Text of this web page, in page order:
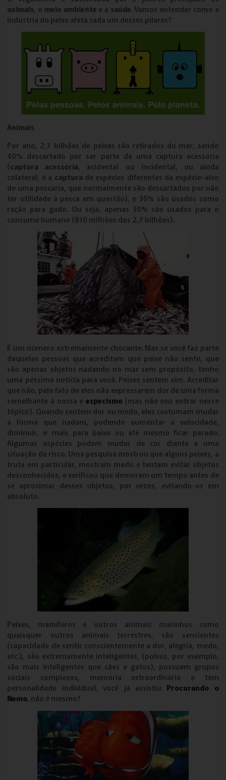
animais, o meio ambiente e a saúde. Vamos entender como a
indústria do peixe afeta cada um desses pilares?
Animais
Por ano, 2,7 bilhões de peixes são retirados do mar, sendo
40% descartado por ser parte de uma captura acessória
(captura acessória, acidental ou incidental, ou ainda
colateral, é a captura de espécies diferentes da espécie-alvo
de uma pescaria, que normalmente são descartados por não
ter utilidade à pesca em questão), e 30% são usados como
ração para gado. Ou seja, apenas 30% são usados para o
consumo humano (810 milhões dos 2,7 bilhões).
É um número extremamente chocante. Mas se você faz parte
daquelas pessoas que acreditam que peixe não sente, que
são apenas objetos nadando no mar sem propósito, tenho
uma péssima notícia para você. Peixes sentem sim. Acreditar
que não, pelo fato de eles não expressarem dor de uma forma
semelhante à nossa é especismo (mas não vou entrar nesse
tópico). Quando sentem dor ou medo, eles costumam mudar
a forma que nadam, podendo aumentar a velocidade,
diminuir, ir mais para baixo ou até mesmo ficar parado.
Algumas espécies podem mudar de cor diante a uma
situação de risco. Uma pesquisa mostrou que alguns peixes, a
truta em particular, mostram medo e tentam evitar objetos
desconhecidos, e verificou que demoram um tempo antes de
se aproximar desses objetos, por vezes, evitando-os em
absoluto.
Peixes, mamíferos e outros animais marinhos como
quaisquer outros animais terrestres, são sencientes
(capacidade de sentir conscientemente a dor, alegria, medo,
etc.), são extremamente inteligentes, (polvos, por exemplo,
são mais inteligentes que cães e gatos), possuem grupos
sociais complexos, memória extraordinária e tem
personalidade individual, você já assistiu Procurando o
Nemo, não é mesmo?